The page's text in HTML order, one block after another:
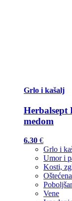
Grlo i kašalj
Herbalsept
medom
6.30 €
Grlo i
Umor i
Kosti,
Vene